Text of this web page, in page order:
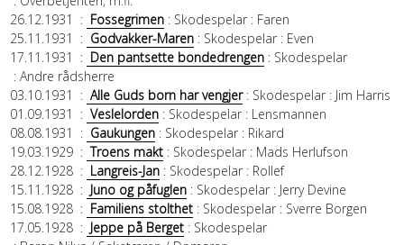
26.12.1931
: Fossegrimen: Skodespelar: Faren
25.11.1931
: Godvakker-Maren: Skodespelar: Even
17.11.1931
: Den pantsette bondedrengen: Skodespelar
: Andre rådsherre
03.10.1931
: Alle Guds born har vengjer: Skodespelar: Jim Harris
01.09.1931
: Veslelorden: Skodespelar: Lensmannen
08.08.1931
: Gaukungen: Skodespelar: Rikard
19.03.1929: Troens makt: Skodespelar: Mads Herlufson
28.12.1928: Langreis-Jan: Skodespelar: Rollef
15.11.1928: Juno og påfuglen: Skodespelar: Jerry Devine
15.08.1928: Familiens stolthet: Skodespelar: Sverre Borgen
17.05.1928: Jeppe på Berget: Skodespelar